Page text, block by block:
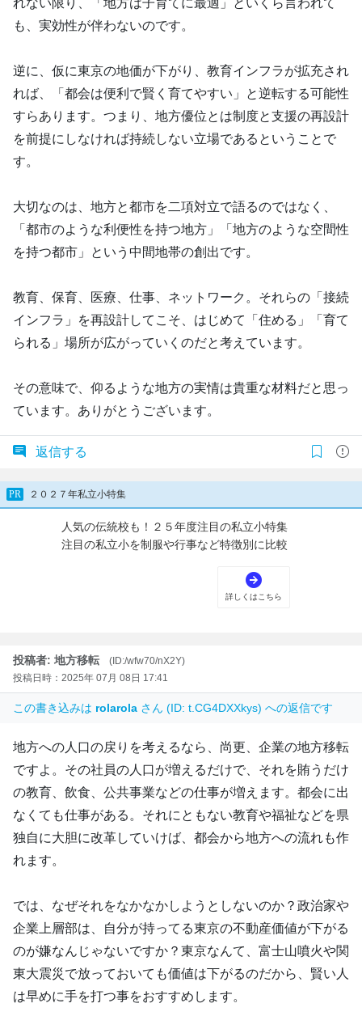
も、実効性が伴わないのです。
逆に、仮に東京の地価が下がり、教育インフラが拡充され
れば、「都会は便利で賢く育てやすい」と逆転する可能性
すらあります。つまり、地方優位とは制度と支援の再設計
を前提にしなければ持続しない立場であるということで
す。
大切なのは、地方と都市を二項対立で語るのではなく、
「都市のような利便性を持つ地方」「地方のような空間性
を持つ都市」という中間地帯の創出です。
教育、保育、医療、仕事、ネットワーク。それらの「接続
インフラ」を再設計してこそ、はじめて「住める」「育て
られる」場所が広がっていくのだと考えています。
その意味で、仰るような地方の実情は貴重な材料だと思っ
ています。ありがとうございます。
返信する
投稿者: 地方移転
(ID:/wfw70/nX2Y)
投稿日時：2025年 07月 08日 17:41
この書き込みは rolarola さん (ID: t.CG4DXXkys) への返信です
地方への人口の戻りを考えるなら、尚更、企業の地方移転
ですよ。その社員の人口が増えるだけで、それを賄うだけ
の教育、飲食、公共事業などの仕事が増えます。都会に出
なくても仕事がある。それにともない教育や福祉などを県
独自に大胆に改革していけば、都会から地方への流れも作
れます。
では、なぜそれをなかなかしようとしないのか？政治家や
企業上層部は、自分が持ってる東京の不動産価値が下がる
のが嫌なんじゃないですか？東京なんて、富士山噴火や関
東大震災で放っておいても価値は下がるのだから、賢い人
は早めに手を打つ事をおすすめします。